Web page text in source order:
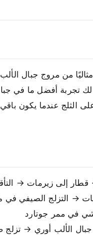
من مروج جبال الألب
لك تجربة أفضل ما
على الثلج عندما